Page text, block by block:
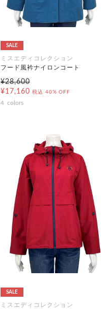
SALE
ミスエディコレクション
フード風衿ナイロンコート
¥28,600
¥17,160 税込 40% OFF
4 colors
SALE
ミスエディコレクション